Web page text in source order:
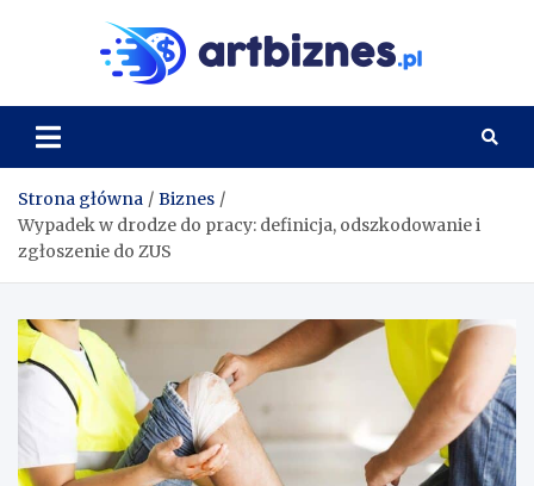
Strona główna
Biznes
Wypadek w drodze do pracy: definicja, odszkodowanie i
zgłoszenie do ZUS